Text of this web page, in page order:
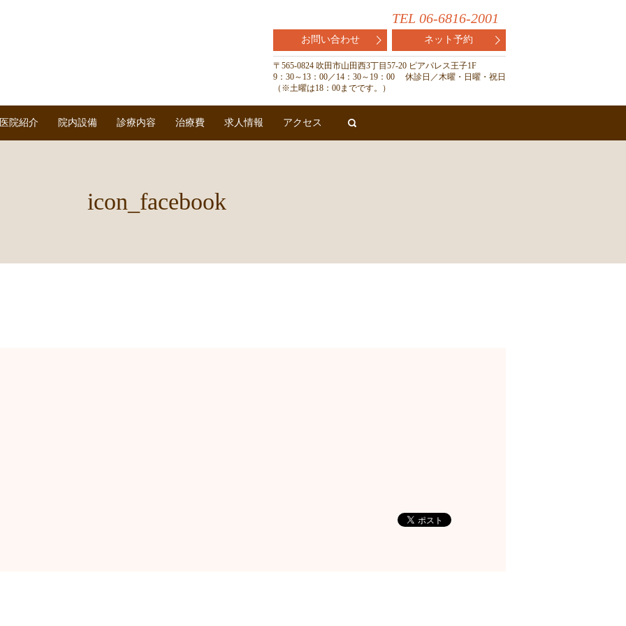
TEL 06-6816-2001
お問い合わせ ネット予約
〒565-0824 吹田市山田西3丁目57-20 ピアパレス王子1F
9：30～13：00／14：30～19：00 休診日／木曜・日曜・祝日
（※土曜は18：00までです。）
院紹介 院内設備 診療内容 治療費 求人情報 アクセス
icon_facebook